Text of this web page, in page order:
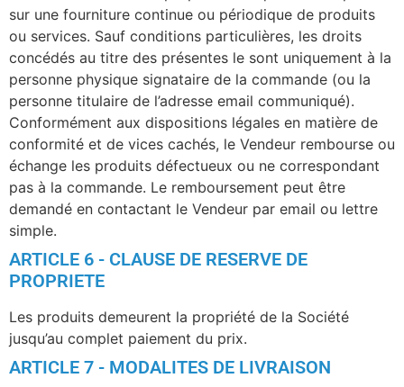
sur une fourniture continue ou périodique de produits
ou services. Sauf conditions particulières, les droits
concédés au titre des présentes le sont uniquement à la
personne physique signataire de la commande (ou la
personne titulaire de l’adresse email communiqué).
Conformément aux dispositions légales en matière de
conformité et de vices cachés, le Vendeur rembourse ou
échange les produits défectueux ou ne correspondant
pas à la commande. Le remboursement peut être
demandé en contactant le Vendeur par email ou lettre
simple.
ARTICLE 6 - CLAUSE DE RESERVE DE
PROPRIETE
Les produits demeurent la propriété de la Société
jusqu’au complet paiement du prix.
ARTICLE 7 - MODALITES DE LIVRAISON